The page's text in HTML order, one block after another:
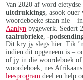
Van 2020 af word
uitdrukkings , asook
woordeboeke staan nie –
Aanlyn bygewerk. Sedert
taalrubrieke ,-
Dit kry jy slegs hier. Tik
indien dit opgeneem is –
of jy in die woordeboek of
woordeboek, nes
leesprogram deel en help